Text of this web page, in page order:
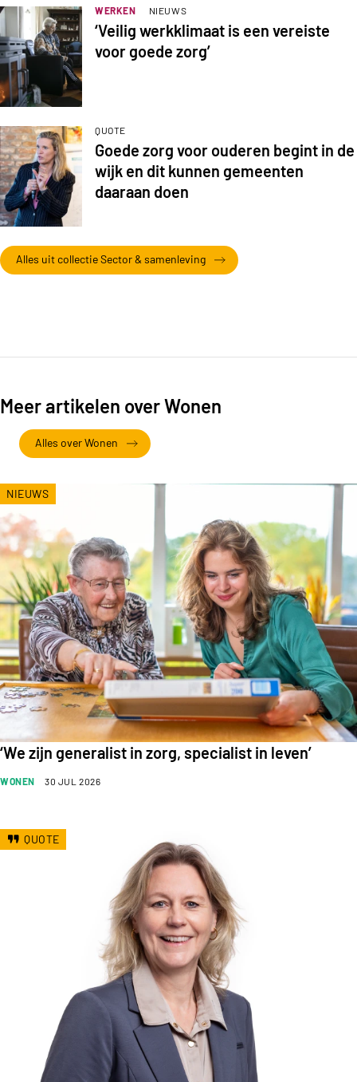
WERKEN NIEUWS
‘Veilig werkklimaat is een vereiste
voor goede zorg’
QUOTE
Goede zorg voor ouderen begint in de
wijk en dit kunnen gemeenten
daaraan doen
Alles uit collectie Sector & samenleving
Meer artikelen over Wonen
Alles over Wonen
WONEN 30 JUL 2026
‘We zijn generalist in zorg, specialist in leven’
NIEUWS
QUOTE